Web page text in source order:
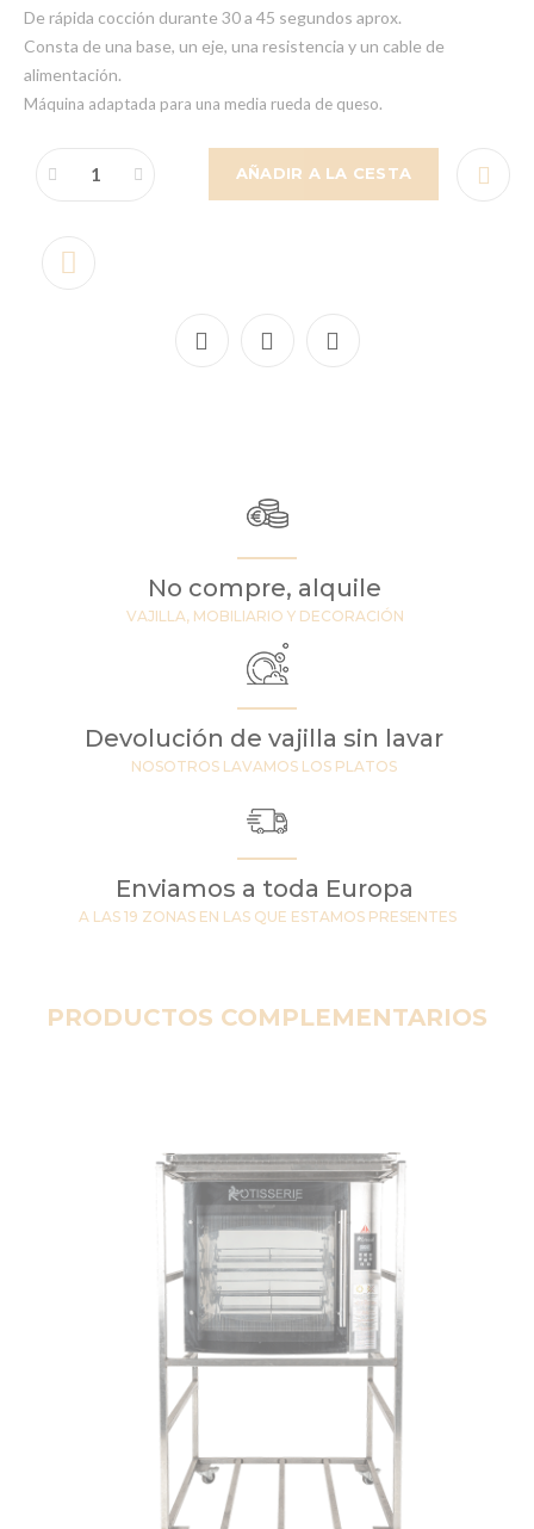
De rápida cocción durante 30 a 45 segundos aprox.
Consta de una base, un eje, una resistencia y un cable de
alimentación.
Máquina adaptada para una media rueda de queso.
AÑADIR A LA CESTA
No compre, alquile
VAJILLA, MOBILIARIO Y DECORACIÓN
Devolución de vajilla sin lavar
NOSOTROS LAVAMOS LOS PLATOS
Enviamos a toda Europa
A LAS 19 ZONAS EN LAS QUE ESTAMOS PRESENTES
PRODUCTOS COMPLEMENTARIOS